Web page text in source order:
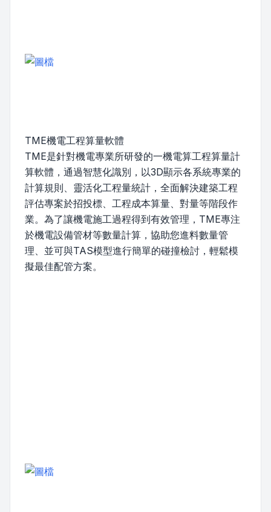
TME機電工程算量軟體
TME是針對機電專業所研發的一機電算工程算量計
算軟體，通過智慧化識別，以3D顯示各系統專業的
計算規則、靈活化工程量統計，全面解決建築工程
評估專案於招投標、工程成本算量、對量等階段作
業。為了讓機電施工過程得到有效管理，TME專注
於機電設備管材等數量計算，協助您進料數量管
理、並可與TAS模型進行簡單的碰撞檢討，輕鬆模
擬最佳配管方案。